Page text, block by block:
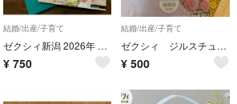
結婚/出産/子育て
ゼクシィ新潟 2026年 09月号 [雑誌] JILLSTUART ゼクシィ9月号 ゼクシィ 付録のみ ジルスチュアート
¥ 750
結婚/出産/子育て
ゼクシィ ジルスチュアートエコバックポーチ婚姻届
¥ 500